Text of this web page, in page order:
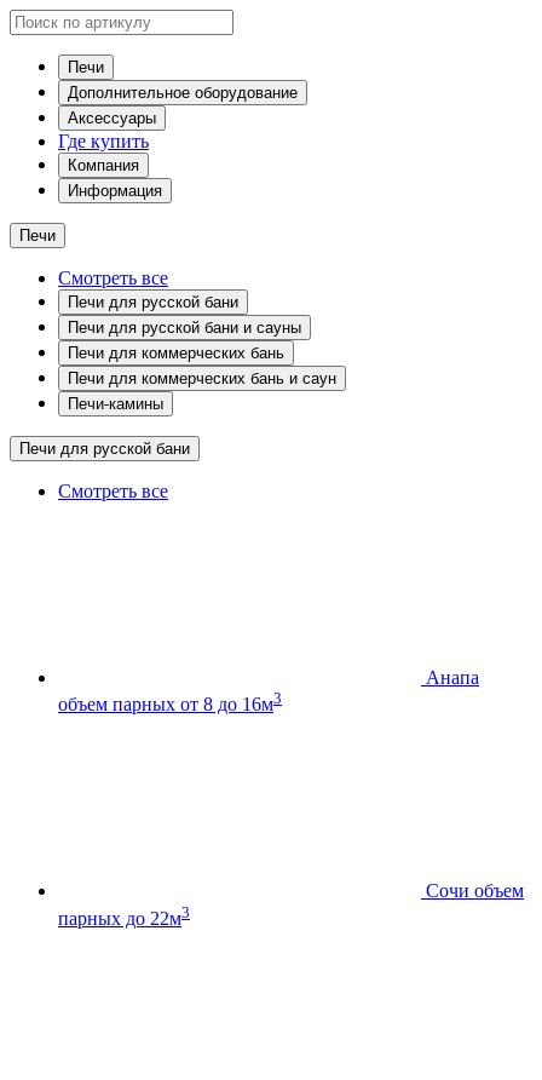
Печи
Дополнительное оборудование
Аксессуары
Где купить
Компания
Информация
Печи
Смотреть все
Печи для русской бани
Печи для русской бани и сауны
Печи для коммерческих бань
Печи для коммерческих бань и саун
Печи-камины
Печи для русской бани
Смотреть все
Анапа
объем парных от 8 до 16м3
Сочи объем
парных до 22м3